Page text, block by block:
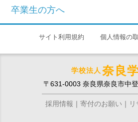
卒業生の方へ
サイト利用規約 個人情報の
学校法人 奈良
〒631-0003 奈良県奈良市中
採用情報 寄付のお願い